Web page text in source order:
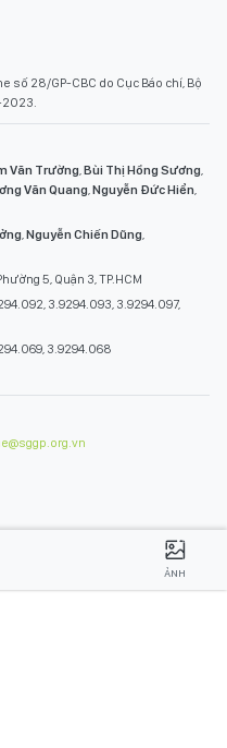
số 28/GP-CBC do Cục Báo chí, Bộ
2023.
Văn Trường,Bùi Thị Hồng Sương,
Văn Quang,Nguyễn Đức Hiển,
,Nguyễn Chiến Dũng,
5, Quận 3, TP.HCM
3.9294.093, 3.9294.097,
3.9294.068
ẢNH